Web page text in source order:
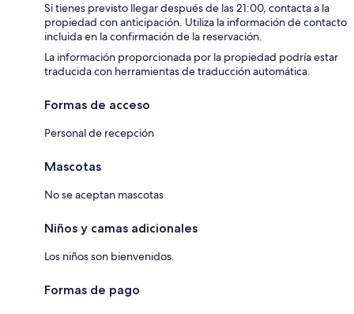
Si tienes previsto llegar después de las 21:00, contacta a la
propiedad con anticipación. Utiliza la información de contacto
incluida en la confirmación de la reservación.
La información proporcionada por la propiedad podría estar
traducida con herramientas de traducción automática.
Formas de acceso
Personal de recepción
Mascotas
No se aceptan mascotas
Niños y camas adicionales
Los niños son bienvenidos.
Formas de pago